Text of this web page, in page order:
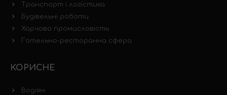
Транспорт і логістика
Будівельні роботи
Харчова промисловість
Готельно-ресторанна сфера
КОРИСНЕ
Водіям